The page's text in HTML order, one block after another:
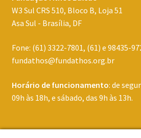
W3 Sul CRS 510, Bloco B, Loja 51
Asa Sul - Brasília, DF
Fone: (61) 3322-7801, (61) e 98435-
fundathos@fundathos.org.br
Horário de funcionamento: de
09h às 18h, e sábado, das 9h às 13h.